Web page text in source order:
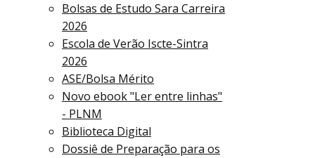
Bolsas de Estudo Sara Carreira
2026
Escola de Verão Iscte-Sintra
2026
ASE/Bolsa Mérito
Novo ebook "Ler entre linhas"
- PLNM
Biblioteca Digital
Dossiê de Preparação para os